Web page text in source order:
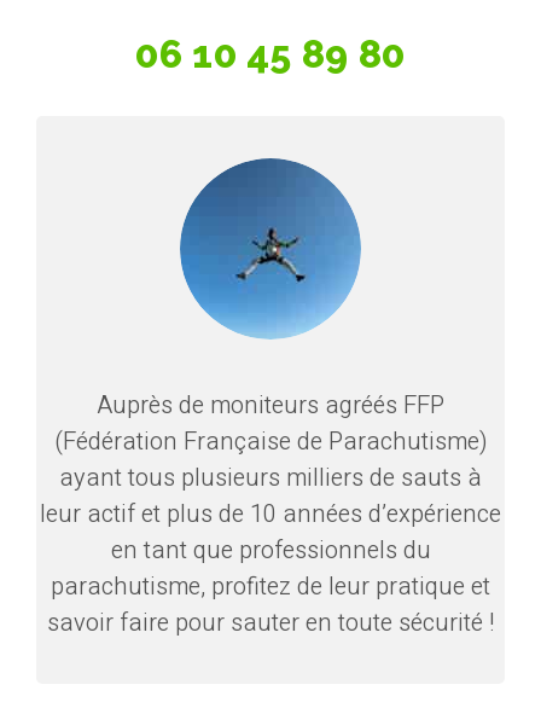
06 10 45 89 80
Auprès de moniteurs agréés FFP
(Fédération Française de Parachutisme)
ayant tous plusieurs milliers de sauts à
leur actif et plus de 10 années d’expérience
en tant que professionnels du
parachutisme, profitez de leur pratique et
savoir faire pour sauter en toute sécurité !